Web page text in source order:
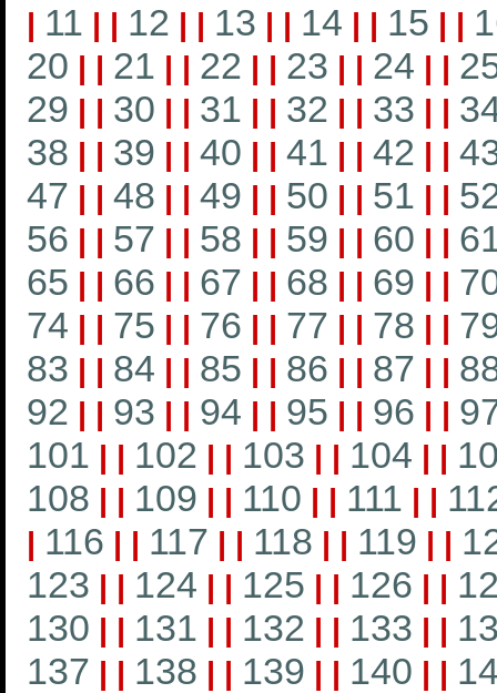
| 11 | | 12 | | 13 | | 14 | | 15 | |
20 | | 21 | | 22 | | 23 | | 24 | |
29 | | 30 | | 31 | | 32 | | 33 | |
38 | | 39 | | 40 | | 41 | | 42 | |
47 | | 48 | | 49 | | 50 | | 51 | |
56 | | 57 | | 58 | | 59 | | 60 | |
65 | | 66 | | 67 | | 68 | | 69 | |
74 | | 75 | | 76 | | 77 | | 78 | |
83 | | 84 | | 85 | | 86 | | 87 | |
92 | | 93 | | 94 | | 95 | | 96 | |
101 | | 102 | | 103 | | 104 | |
108 | | 109 | | 110 | | 111 | |
| 116 | | 117 | | 118 | | 119 | |
123 | | 124 | | 125 | | 126 | |
130 | | 131 | | 132 | | 133 | |
137 | | 138 | | 139 | | 140 | |